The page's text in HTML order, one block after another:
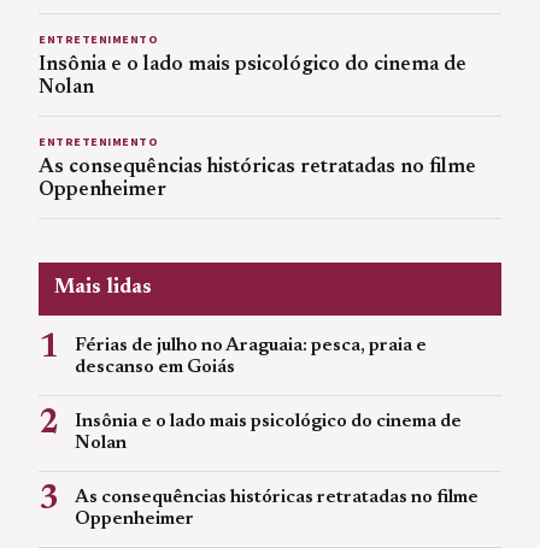
ENTRETENIMENTO
Insônia e o lado mais psicológico do cinema de
Nolan
ENTRETENIMENTO
As consequências históricas retratadas no filme
Oppenheimer
Mais lidas
1
Férias de julho no Araguaia: pesca, praia e
descanso em Goiás
2
Insônia e o lado mais psicológico do cinema de
Nolan
3
As consequências históricas retratadas no filme
Oppenheimer